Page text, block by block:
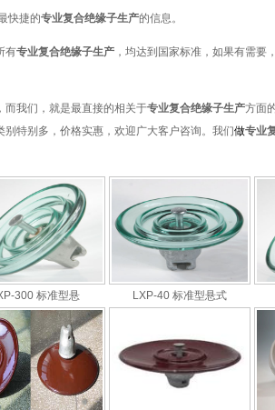
快捷的专业复合绝缘子生产的信息。
有专业复合绝缘子生产 ，均达到国家标准，如果有需要
而我们，就是最直接的相关于专业复合绝缘子生产方面
别特别多，价格实惠，欢迎广大客户咨询。我们做专业
300 标准型悬 LXP-40 标准型悬式